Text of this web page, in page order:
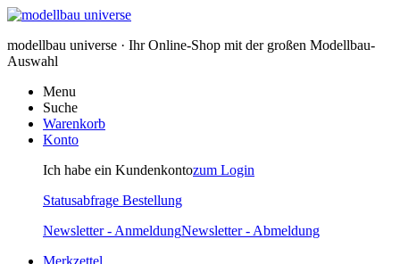
modellbau universe · Ihr Online-Shop mit der großen Modellbau-
Auswahl
Menu
Suche
Warenkorb
Konto
Ich habe ein Kundenkontozum Login
Statusabfrage Bestellung
Newsletter - AnmeldungNewsletter - Abmeldung
Merkzettel